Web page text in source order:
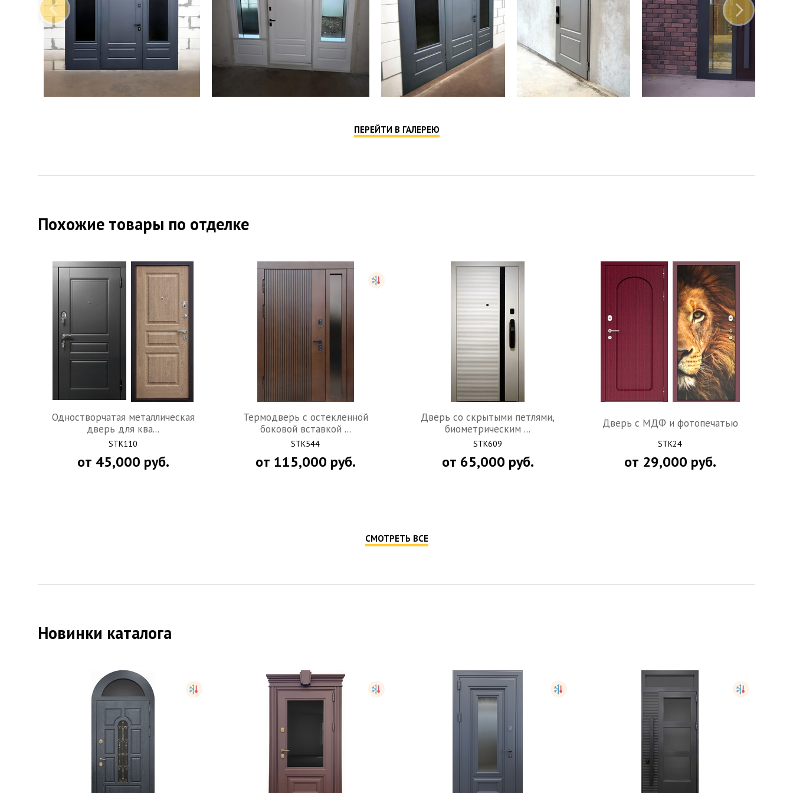
ПЕРЕЙТИ В ГАЛЕРЕЮ
Похожие товары по отделке
Одностворчатая металлическая
дверь для ква...
STK110
от 45,000 руб.
Термодверь с остекленной
боковой вставкой ...
STK544
от 115,000 руб.
Дверь со скрытыми петлями,
биометрическим ...
STK609
от 65,000 руб.
Дверь c МДФ и фотопечатью
STK24
от 29,000 руб.
СМОТРЕТЬ ВСЕ
Новинки каталога